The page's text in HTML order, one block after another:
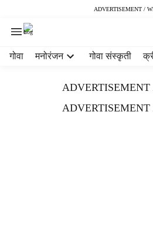
ADVERTISEMENT /
गोवा मनोरंजन गोवा संस्कृती